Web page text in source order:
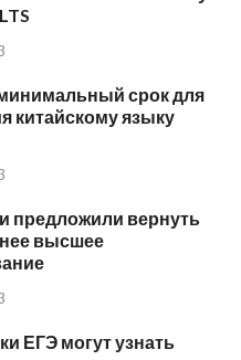
срок для
китайскому языку
предложили вернуть
высшее
ЕГЭ могут узнать